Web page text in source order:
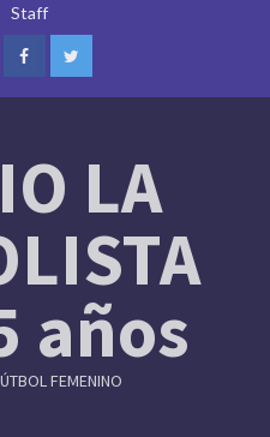
Staff
FacebookTwitter
LA
años
FEMENINO